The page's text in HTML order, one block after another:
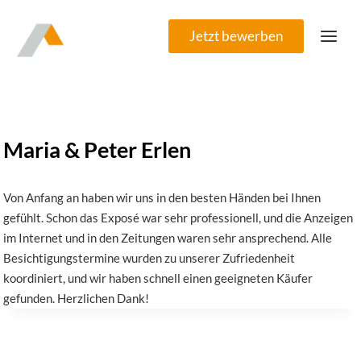
springen
Jetzt bewerben
Maria & Peter Erlen
Von Anfang an haben wir uns in den besten Händen bei Ihnen
gefühlt. Schon das Exposé war sehr professionell, und die Anzeigen
im Internet und in den Zeitungen waren sehr ansprechend. Alle
Besichtigungstermine wurden zu unserer Zufriedenheit
koordiniert, und wir haben schnell einen geeigneten Käufer
gefunden. Herzlichen Dank!